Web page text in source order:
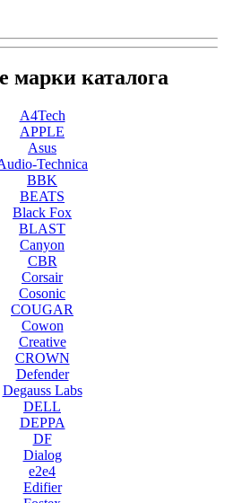
марки каталога
A4Tech
APPLE
Asus
Technica
BBK
BEATS
Black Fox
BLAST
Canyon
CBR
Corsair
Cosonic
COUGAR
Cowon
Creative
CROWN
Defender
Degauss Labs
DELL
DEPPA
DF
Dialog
e2e4
Edifier